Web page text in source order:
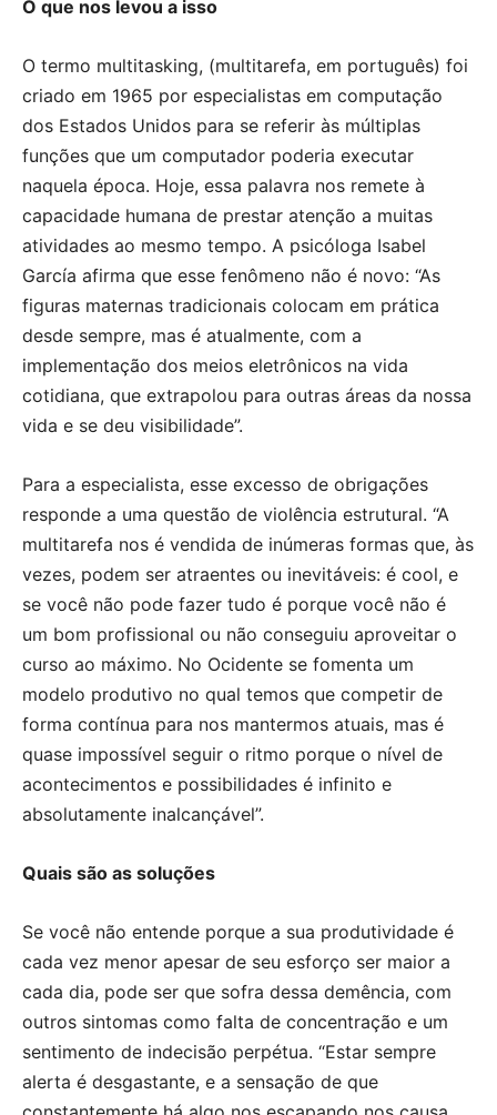
O que nos levou a isso
O termo multitasking, (multitarefa, em português) foi
criado em 1965 por especialistas em computação
dos Estados Unidos para se referir às múltiplas
funções que um computador poderia executar
naquela época. Hoje, essa palavra nos remete à
capacidade humana de prestar atenção a muitas
atividades ao mesmo tempo. A psicóloga Isabel
García afirma que esse fenômeno não é novo: “As
figuras maternas tradicionais colocam em prática
desde sempre, mas é atualmente, com a
implementação dos meios eletrônicos na vida
cotidiana, que extrapolou para outras áreas da nossa
vida e se deu visibilidade”.
Para a especialista, esse excesso de obrigações
responde a uma questão de violência estrutural. “A
multitarefa nos é vendida de inúmeras formas que, às
vezes, podem ser atraentes ou inevitáveis: é cool, e
se você não pode fazer tudo é porque você não é
um bom profissional ou não conseguiu aproveitar o
curso ao máximo. No Ocidente se fomenta um
modelo produtivo no qual temos que competir de
forma contínua para nos mantermos atuais, mas é
quase impossível seguir o ritmo porque o nível de
acontecimentos e possibilidades é infinito e
absolutamente inalcançável”.
Quais são as soluções
Se você não entende porque a sua produtividade é
cada vez menor apesar de seu esforço ser maior a
cada dia, pode ser que sofra dessa demência, com
outros sintomas como falta de concentração e um
sentimento de indecisão perpétua. “Estar sempre
alerta é desgastante, e a sensação de que